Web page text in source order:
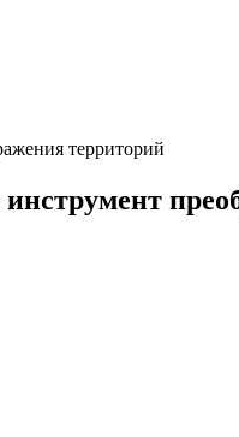
территорий